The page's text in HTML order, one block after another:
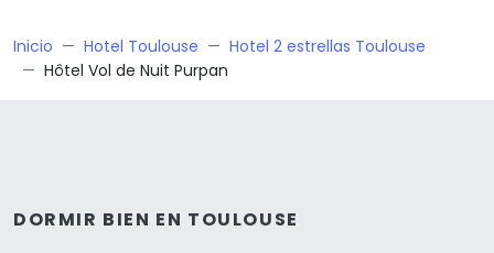
Inicio Hotel Toulouse
Hotel 2 estrellas Toulouse
Hôtel Vol de Nuit Purpan
DORMIR BIEN EN TOULOUSE